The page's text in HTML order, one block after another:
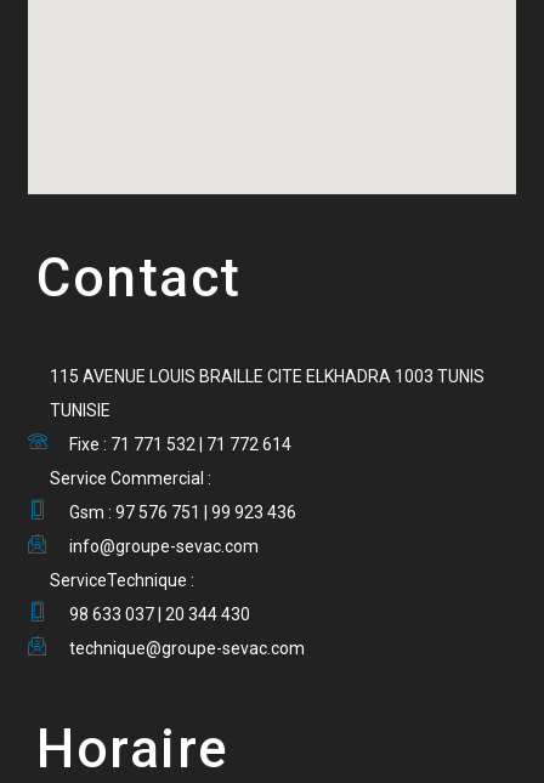
Contact
115 AVENUE LOUIS BRAILLE CITE ELKHADRA 1003 TUNIS
TUNISIE
Fixe : 71 771 532 | 71 772 614
Service Commercial :
Gsm : 97 576 751 | 99 923 436
info@groupe-sevac.com
ServiceTechnique :
98 633 037 | 20 344 430
technique@groupe-sevac.com
Horaire